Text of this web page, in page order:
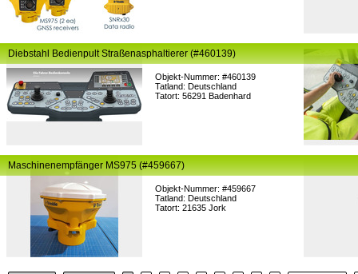
Objekt-Nummer: #460139
Tatland: Deutschland
Tatort: 56291 Badenhard
Diebstahl Bedienpult Straßenasphaltierer (#460139)
Objekt-Nummer: #459667
Tatland: Deutschland
Tatort: 21635 Jork
Maschinenempfänger MS975 (#459667)